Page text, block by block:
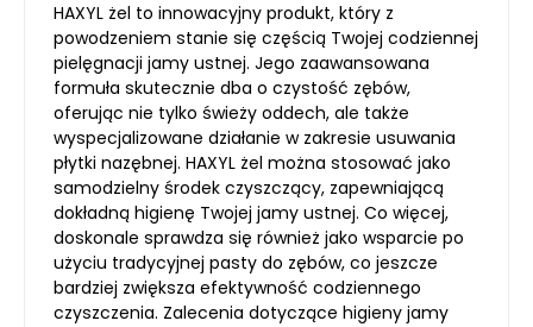
HAXYL żel to innowacyjny produkt, który z
powodzeniem stanie się częścią Twojej codziennej
pielęgnacji jamy ustnej. Jego zaawansowana
formuła skutecznie dba o czystość zębów,
oferując nie tylko świeży oddech, ale także
wyspecjalizowane działanie w zakresie usuwania
płytki nazębnej. HAXYL żel można stosować jako
samodzielny środek czyszczący, zapewniającą
dokładną higienę Twojej jamy ustnej. Co więcej,
doskonale sprawdza się również jako wsparcie po
użyciu tradycyjnej pasty do zębów, co jeszcze
bardziej zwiększa efektywność codziennego
czyszczenia. Zalecenia dotyczące higieny jamy